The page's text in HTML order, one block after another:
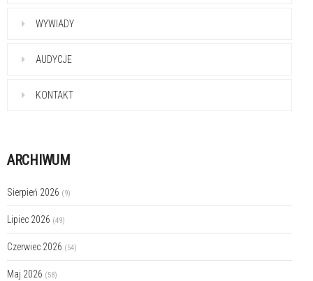
WYWIADY
AUDYCJE
KONTAKT
ARCHIWUM
Sierpień 2026 (9)
Lipiec 2026 (49)
Czerwiec 2026 (54)
Maj 2026 (58)